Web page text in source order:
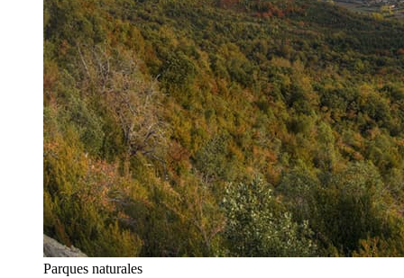
Parques naturales